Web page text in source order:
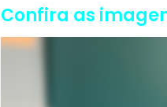
Confira as